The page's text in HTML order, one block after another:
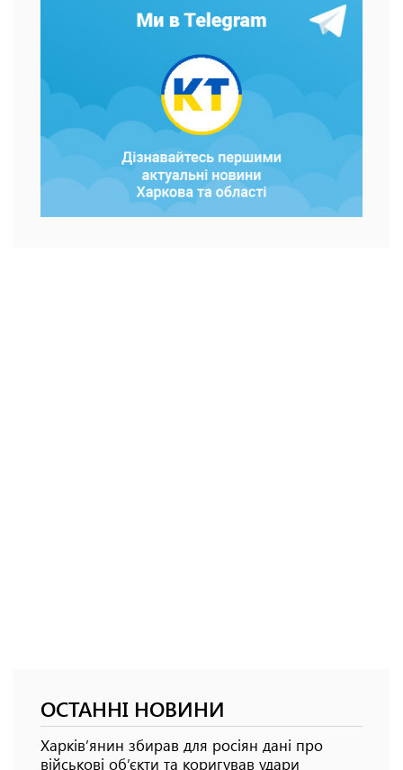
ОСТАННІ НОВИНИ
Харків’янин збирав для росіян дані про
військові об’єкти та коригував удари